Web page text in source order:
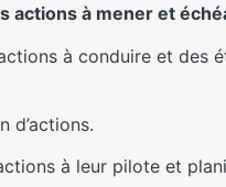
actions à mener et
à conduire et des
d’actions.
à leur pilote et